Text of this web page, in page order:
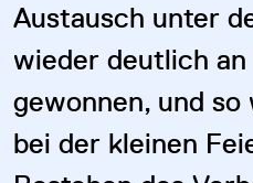
Austausch unter
wieder deutlich
gewonnen, und so
bei der kleinen